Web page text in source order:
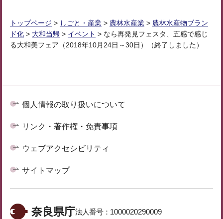
トップページ > しごと・産業 > 農林水産業 > 農林水産物ブラン
ド化 > 大和当帰 > イベント > なら再発見フェスタ、五感で感じ
る大和美フェア（2018年10月24日～30日）（終了しました）
個人情報の取り扱いについて
リンク・著作権・免責事項
ウェブアクセシビリティ
サイトマップ
奈良県庁法人番号： 1000020290009